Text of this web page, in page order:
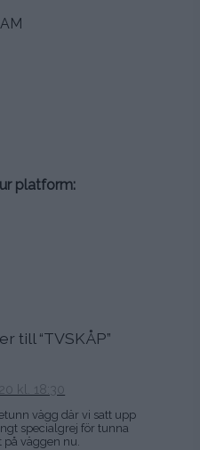
platform:
till “TVSKÅP”
kl. 18:30
vägg där vi satt upp
specialgrej för tunna
på väggen nu.